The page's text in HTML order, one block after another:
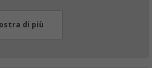
di più